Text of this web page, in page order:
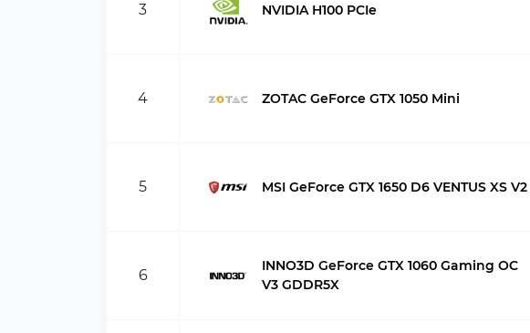
3 NVIDIA H100 PCIe
4 ZOTAC GeForce GTX 1050 Mini
5 MSI GeForce GTX 1650 D6 VENTUS XS V2
6
INNO3D GeForce GTX 1060 Gaming OC
V3 GDDR5X